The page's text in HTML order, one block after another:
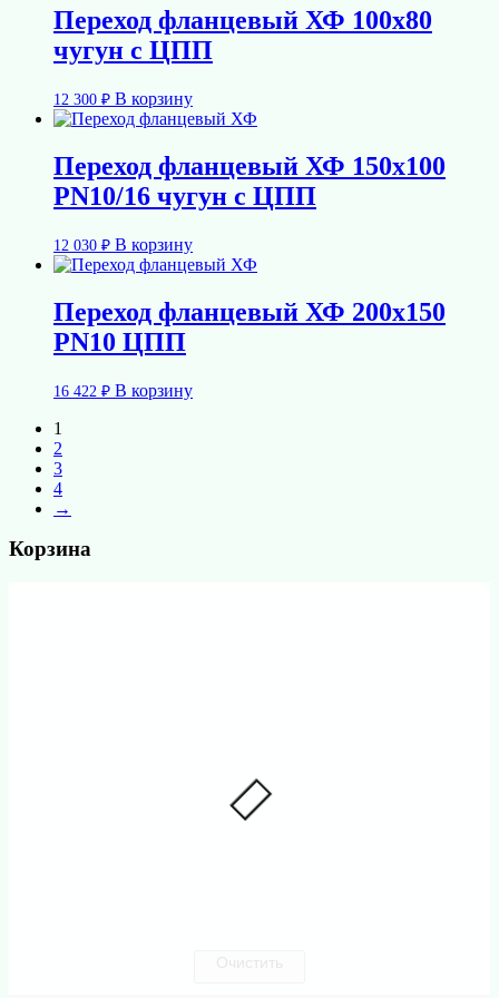
Переход фланцевый ХФ 100х80
чугун с ЦПП
12 300 ₽ В корзину
Переход фланцевый ХФ 150х100
PN10/16 чугун с ЦПП
12 030 ₽ В корзину
Переход фланцевый ХФ 200х150
PN10 ЦПП
16 422 ₽ В корзину
1
2
3
4
→
Корзина